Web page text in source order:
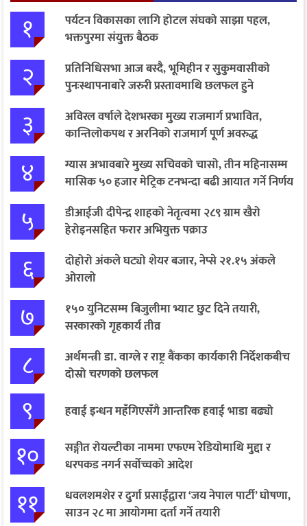
१
पर्यटन विकासका लागि होटल संघको साझा पहल,
भक्तपुरमा संयुक्त बैठक
२
प्रतिनिधिसभा आज बस्दै, भूमिहीन र सुकुमवासीको
पुनःस्थापनाबारे जरुरी प्रस्तावमाथि छलफल हुने
३
अविरल वर्षाले देशभरका मुख्य राजमार्ग प्रभावित,
कान्तिलोकपथ र अरनिको राजमार्ग पूर्ण अवरुद्ध
४
ग्यास अभावबारे मुख्य सचिवको चासो, तीन महिनासम्म
मासिक ५० हजार मेट्रिक टनभन्दा बढी आयात गर्ने निर्णय
५
डीआईजी दीपेन्द्र शाहको नेतृत्वमा २८९ ग्राम खैरो
हेरोइनसहित फरार अभियुक्त पक्राउ
६
दोहोरो अंकले घट्यो शेयर बजार, नेप्से २१.१५ अंकले
ओरालो
७
१५० युनिटसम्म बिजुलीमा भ्याट छुट दिने तयारी,
सरकारको गृहकार्य तीव्र
८
अर्थमन्त्री डा. वाग्ले र राष्ट्र बैंकका कार्यकारी निर्देशकबीच
दोस्रो चरणको छलफल
९ हवाई इन्धन महँगिएसँगै आन्तरिक हवाई भाडा बढ्यो
१०
सङ्गीत रोयल्टीका नाममा एफएम रेडियोमाथि मुद्दा र
धरपकड नगर्न सर्वोच्चको आदेश
११
धवलशमशेर र दुर्गा प्रसाईंद्वारा ‘जय नेपाल पार्टी’ घोषणा,
साउन २८ मा आयोगमा दर्ता गर्ने तयारी